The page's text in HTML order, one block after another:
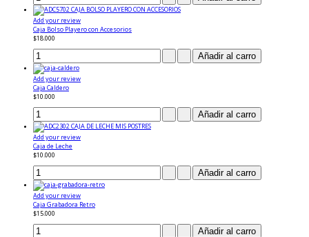
Add your review
Caja Bolso Playero con Accesorios
$18.000
Add your review
Caja Caldero
$10.000
Add your review
Caja de Leche
$10.000
Add your review
Caja Grabadora Retro
$15.000